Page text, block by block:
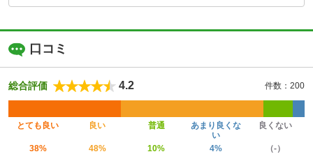
口コミ
総合評価 4.2 件数：200
とても良い 良い 普通
あまり良くな
い
良くない
38% 48% 10% 4% （-）